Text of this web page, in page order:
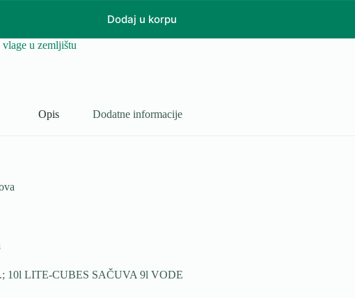
Dodaj u korpu
vlage u zemljištu
Opis Dodatne informacije
10l LITE-CUBES SAČUVA 9l VODE